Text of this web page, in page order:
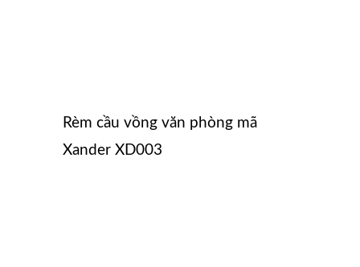
Rèm cầu vồng văn phòng mã
Xander XD003